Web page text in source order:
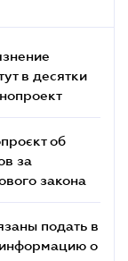
в десятки
об
за
закона
подать в
о